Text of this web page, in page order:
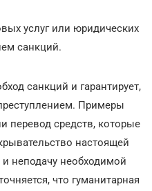
услуг или юридических
санкций.
санкций и гарантирует,
Примеры
перевод средств, которые
настоящей
неподачу необходимой
что гуманитарная